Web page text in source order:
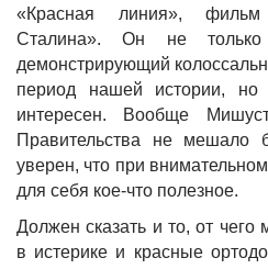
«Красная линия»,
Сталина». Он не
демонстрирующий
период нашей истории,
интересен. Вообще
Правительства не мешало
уверен, что при
для себя кое-что полезное.
Должен сказать и то, от чего
в истерике и красные